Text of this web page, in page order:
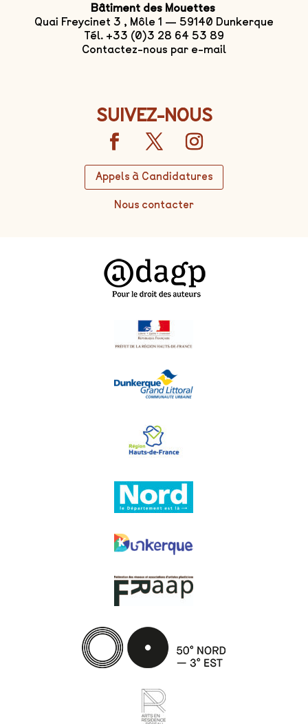
Bâtiment des Mouettes
Quai Freycinet 3 , Môle 1 — 59140 Dunkerque
Tél. +33 (0)3 28 64 53 89
Contactez-nous par e-mail
SUIVEZ-NOUS
Appels à Candidatures
Nous contacter